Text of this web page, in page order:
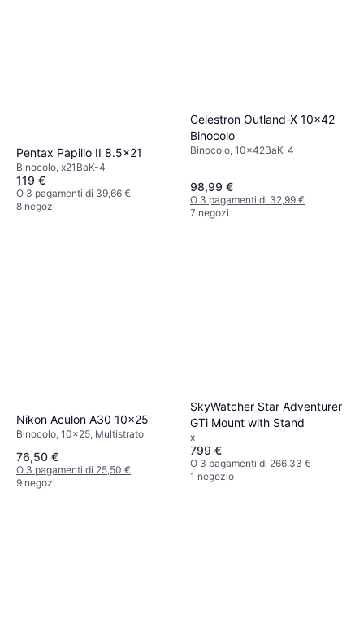
Pentax Papilio II 8.5x21
Binocolo, x21BaK-4
119 €
O 3 pagamenti di 39,66 €
8 negozi
Celestron Outland-X 10x42
Binocolo
Binocolo, 10x42BaK-4
98,99 €
O 3 pagamenti di 32,99 €
7 negozi
Nikon Aculon A30 10x25
Binocolo, 10x25, Multistrato
76,50 €
O 3 pagamenti di 25,50 €
9 negozi
SkyWatcher Star Adventurer
GTi Mount with Stand
x
799 €
O 3 pagamenti di 266,33 €
1 negozio